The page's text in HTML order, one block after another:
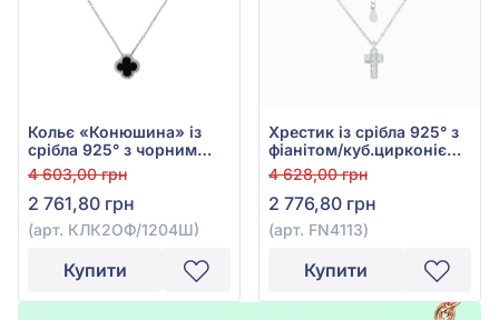
Кольє «Конюшина» із
срібла 925° з чорним
ОніксомUnixта фіанітом/
куб.цирконієм, арт.
КЛК2ОФ/1204Ш ---
Кольє «Конюшина» із
срібла 925° з чорним
Оніксом та фіанітом/
куб.цирконієм, арт.
4 603,00 грн
2 761,80 грн
(арт. КЛК2ОФ/1204Ш)
Купити
Хрестик із срібла 925° з
фіанітом/куб.цирконієм,
арт. FN4113
4 628,00 грн
2 776,80 грн
(арт. FN4113)
Купити